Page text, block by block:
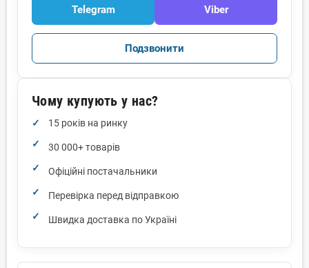
Telegram Viber
Подзвонити
Чому купують у нас?
15 років на ринку
30 000+ товарів
Офіційні постачальники
Перевірка перед відправкою
Швидка доставка по Україні